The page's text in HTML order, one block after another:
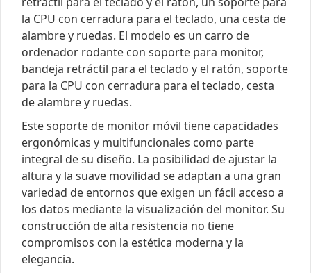
la CPU con cerradura para el teclado, una cesta de
alambre y ruedas. El modelo es un carro de
ordenador rodante con soporte para monitor,
bandeja retráctil para el teclado y el ratón, soporte
para la CPU con cerradura para el teclado, cesta
de alambre y ruedas.
Este soporte de monitor móvil tiene capacidades
ergonómicas y multifuncionales como parte
integral de su diseño. La posibilidad de ajustar la
altura y la suave movilidad se adaptan a una gran
variedad de entornos que exigen un fácil acceso a
los datos mediante la visualización del monitor. Su
construcción de alta resistencia no tiene
compromisos con la estética moderna y la
elegancia.